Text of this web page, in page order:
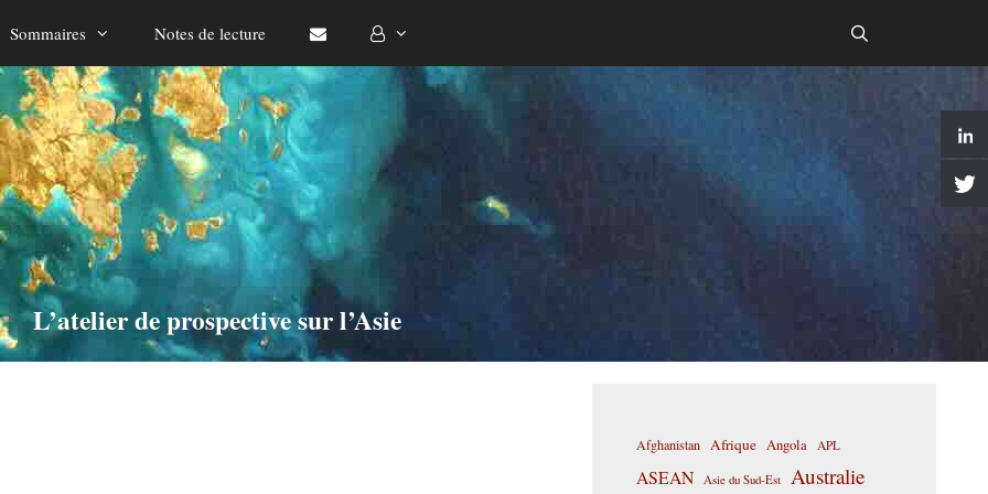
Sommaires Notes de lecture
L’atelier de prospective sur l’Asie
Afghanistan Afrique Angola APL
ASEAN Asie du Sud-Est Australie